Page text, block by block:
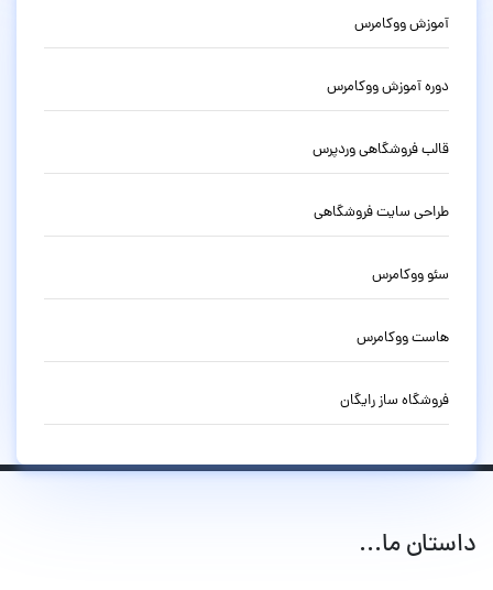
آموزش ووکامرس
دوره آموزش ووکامرس
قالب فروشگاهی وردپرس
طراحی سایت فروشگاهی
سئو ووکامرس
هاست ووکامرس
فروشگاه ساز رایگان
ما...